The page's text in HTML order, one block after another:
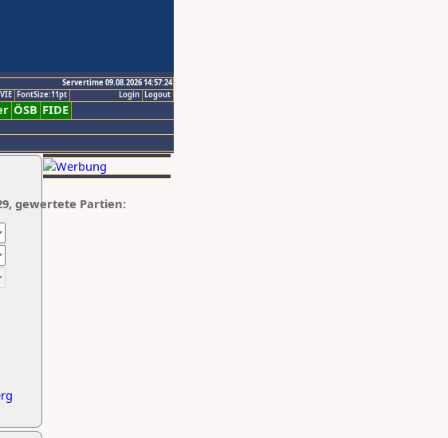
Servertime 09.08.2026 14:57:24
Logout
Login
VIE FontSize:11pt
ÖSB FIDE
gewertete Partien: